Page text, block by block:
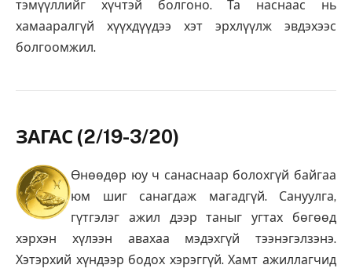
тэмүүллийг хүчтэй болгоно. Та наснаас нь
хамааралгүй хүүхдүүдээ хэт эрхлүүлж эвдэхээс
болгоомжил.
ЗАГАС (2/19-3/20)
Өнөөдөр юу ч санаснаар болохгүй байгаа
юм шиг санагдаж магадгүй. Сануулга,
гүтгэлэг ажил дээр таныг угтах бөгөөд
хэрхэн хүлээн авахаа мэдэхгүй тээнэгэлзэнэ.
Хэтэрхий хүндээр бодох хэрэггүй. Хамт ажиллагчид